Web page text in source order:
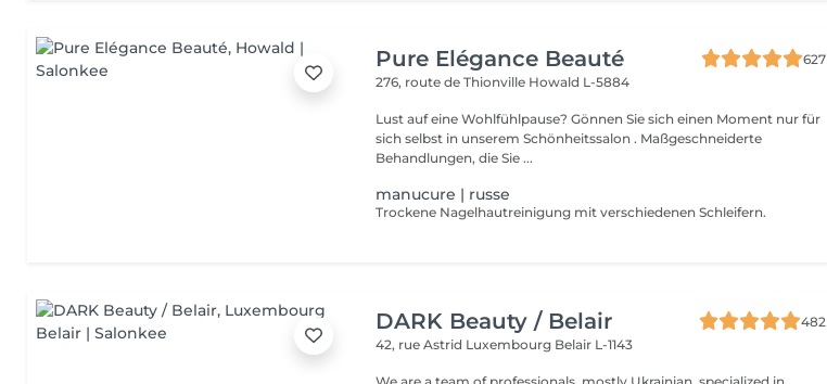
Pure Elégance Beauté
627
276, route de Thionville Howald L-5884
Lust auf eine Wohlfühlpause? Gönnen Sie sich einen Moment nur für
sich selbst in unserem Schönheitssalon . Maßgeschneiderte
Behandlungen, die Sie ...
manucure | russe
Trockene Nagelhautreinigung mit verschiedenen Schleifern.
DARK Beauty / Belair
482
42, rue Astrid Luxembourg Belair L-1143